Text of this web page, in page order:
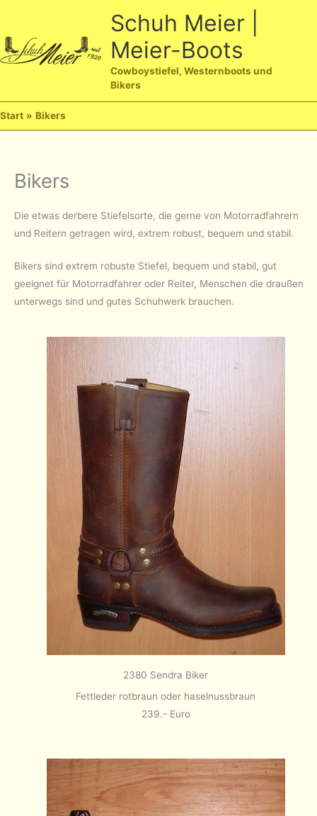
springen
Schuh Meier |
Meier-Boots
Cowboystiefel, Westernboots und
Bikers
Start Bikers
Bikers
Die etwas derbere Stiefelsorte, die gerne von Motorradfahrern
und Reitern getragen wird, extrem robust, bequem und stabil.
Bikers sind extrem robuste Stiefel, bequem und stabil, gut
geeignet für Motorradfahrer oder Reiter, Menschen die draußen
unterwegs sind und gutes Schuhwerk brauchen.
2380 Sendra Biker
Fettleder rotbraun oder haselnussbraun
239.- Euro